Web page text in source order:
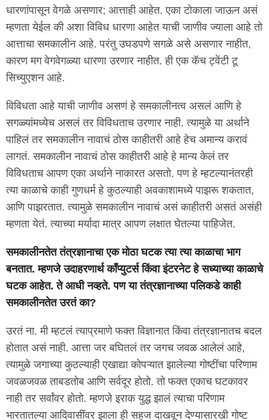
धारणांपासून वेगळे असणार; आत्ताही आहेत. एका टोकाला जाऊन असं
म्हणता येईल की अशा विविध धारणा आहेत याची जाणीव ज्याला आहे तो
आत्ताचा समकालीन आहे. परंतु उघडपणे सगळे असे असणार नाहीत,
कारण मग वेगवेगळ्या धारणा उरणार नाहीत. ही एक कॅच ट्वेंटी टू
सिच्युएशन आहे.
विविधता आहे याची जाणीव असणं हे समकालीनत्व असलं आणि हे
सगळ्यांमध्येच असलं तर विविधताच उरणार नाही. त्यामुळे या अर्थाने
पाहिलं तर समकालीन नावाचं ठोस काहीतरी आहे हेच अमान्य करावं
लागतं. समकालीन नावाचं ठोस काहीतरी आहे हे मान्य केलं तर
विविधताच आपण एका अर्थाने नाकारत असतो. पण हे म्हटल्यानंतरही
त्या काळाचे काही गुणधर्म हे कुठल्याही अवकाशामध्ये पाझरू शकतात,
आणि पाझरतात. त्यामुळे समकालीन नावाचं असं काहीतरी असतं असंही
म्हणता येतं. त्याच्या मर्यादा मात्र आपण लक्षात घेतल्या पाहिजेत.
समकालीनतेत तंत्रज्ञानाचा एक मोठा घटक त्या त्या काळाचा भाग
बनतात. म्हणजे उदाहरणार्थ कॉंप्युटर्स किंवा इंटरनेट हे सध्याच्या काळाचे
घटक आहेत. ते आधी नव्हते. पण या तंत्रज्ञानाच्या पलिकडे काही
समकालीनतेत उरतं का?
उरतं ना. मी म्हटलं त्याप्रमाणे फक्त विज्ञानात किंवा तंत्रज्ञानातच बदल
होतात असं नाही. आत्ता जर बघितलं तर जगच जवळ आलेलं आहे,
त्यामुळे जगाच्या कुठल्याही एखाद्या कोपऱ्यात झालेल्या गोष्टींचा परिणाम
जवळजवळ ताबडतोब आणि सर्वदूर होतो. तो फक्त एकाच घटकावर
नाही तर सर्वांवर होतो. म्हणजे इराक युद्ध झालं त्याचा परिणाम
भारतातल्या आदिवासींवर झाला ही सहज दाखवून देण्यासारखी गोष्ट